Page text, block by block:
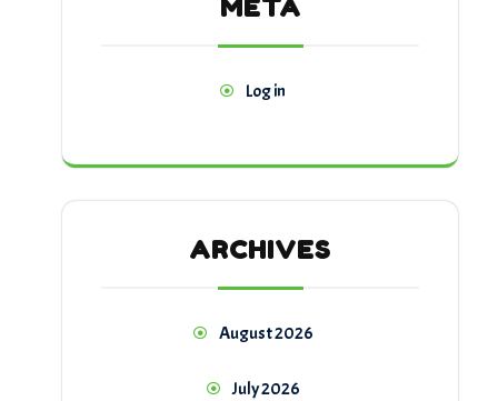
META
Log in
ARCHIVES
August 2026
July 2026